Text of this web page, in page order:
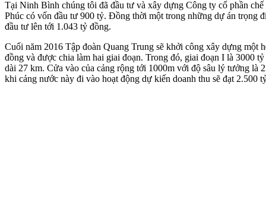
Tại Ninh Bình chúng tôi đã đầu tư và xây dựng Công ty cổ phần
Phúc có vốn đầu tư 900 tỷ. Đồng thời một trong những dự án trọng
đầu tư lên tới 1.043 tỷ đồng.
Cuối năm 2016 Tập đoàn Quang Trung sẽ khởi công xây dựng
đồng và được chia làm hai giai đoạn. Trong đó, giai đoạn I là 3000
dài 27 km. Cửa vào của cảng rộng tới 1000m với độ sâu lý tưởng là
khi cảng nước này đi vào hoạt động dự kiến doanh thu sẽ đạt 2.500